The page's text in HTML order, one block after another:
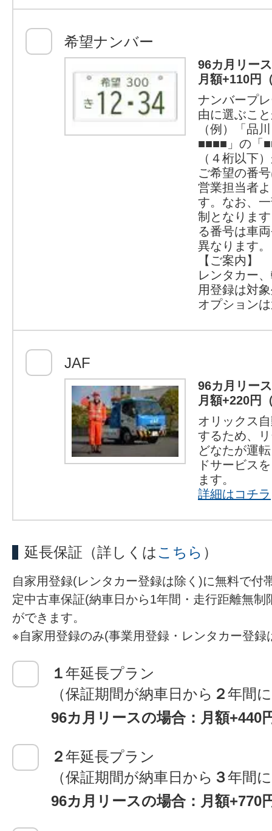
希望ナンバー
96カ月リー
月額+110円
ナンバープ
由に選ぶこ
（例）「品
■■■■」の「
（４桁以下
ご希望の番
営業担当者
す。なお、
制となりま
る番号は車
異なります。
【ご案内】
レンタカー
用登録は対
オプション
JAF
96カ月リー
月額+220円
オリックス
するため、
どなたが運
ドサービス
ます。
詳細はコチラ
延長保証 （詳しくはこちら ）
自家用登録(レンタカー登録は除く)に無料で付
定中古車保証(納車日から1年間・走行距離無制
ができます。
※自家用登録のみ(事業用登録・レンタカー登録
１年延長プラン
（保証期間が納車日から ２年間
96カ月リースの場合：月額+440
２年延長プラン
（保証期間が納車日から ３年間
96カ月リースの場合：月額+770